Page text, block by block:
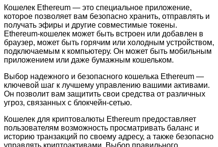
Кошелек Ethereum — это специальное приложение,
которое позволяет вам безопасно хранить, отправлять и
получать эфиры и другие совместимые токены.
Ethereum-кошелек может быть встроен или добавлен в
браузер, может быть горячим или холодным устройством,
подключаемым к компьютеру. Он может быть мобильным
приложением или даже бумажным кошельком.
Выбор надежного и безопасного кошелька Ethereum —
ключевой шаг к лучшему управлению вашими активами.
Он позволит вам защитить свои средства от различных
угроз, связанных с блокчейн-сетью.
Кошелек для криптовалюты Ethereum предоставляет
пользователям возможность просматривать баланс и
историю транзакций по своему адресу, а также безопасно